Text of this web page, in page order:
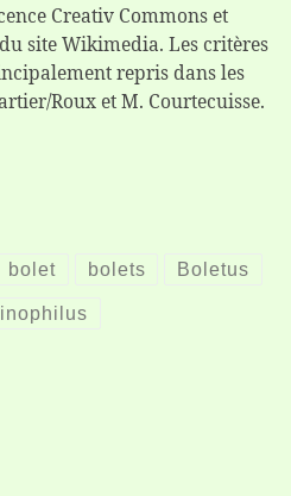
Creativ Commons et
site Wikimedia. Les critères
repris dans les
Roux et M. Courtecuisse.
bolet bolets Boletus